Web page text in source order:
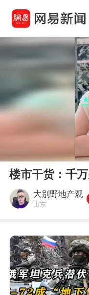
楼市干货：千万
大别野地产观
山东